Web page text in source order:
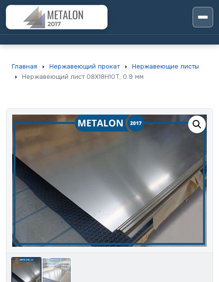
Главная › Нержавеющий прокат ›
Нержавеющие листы
›
Нержавеющий лист 08X18H10T, 0.9 мм